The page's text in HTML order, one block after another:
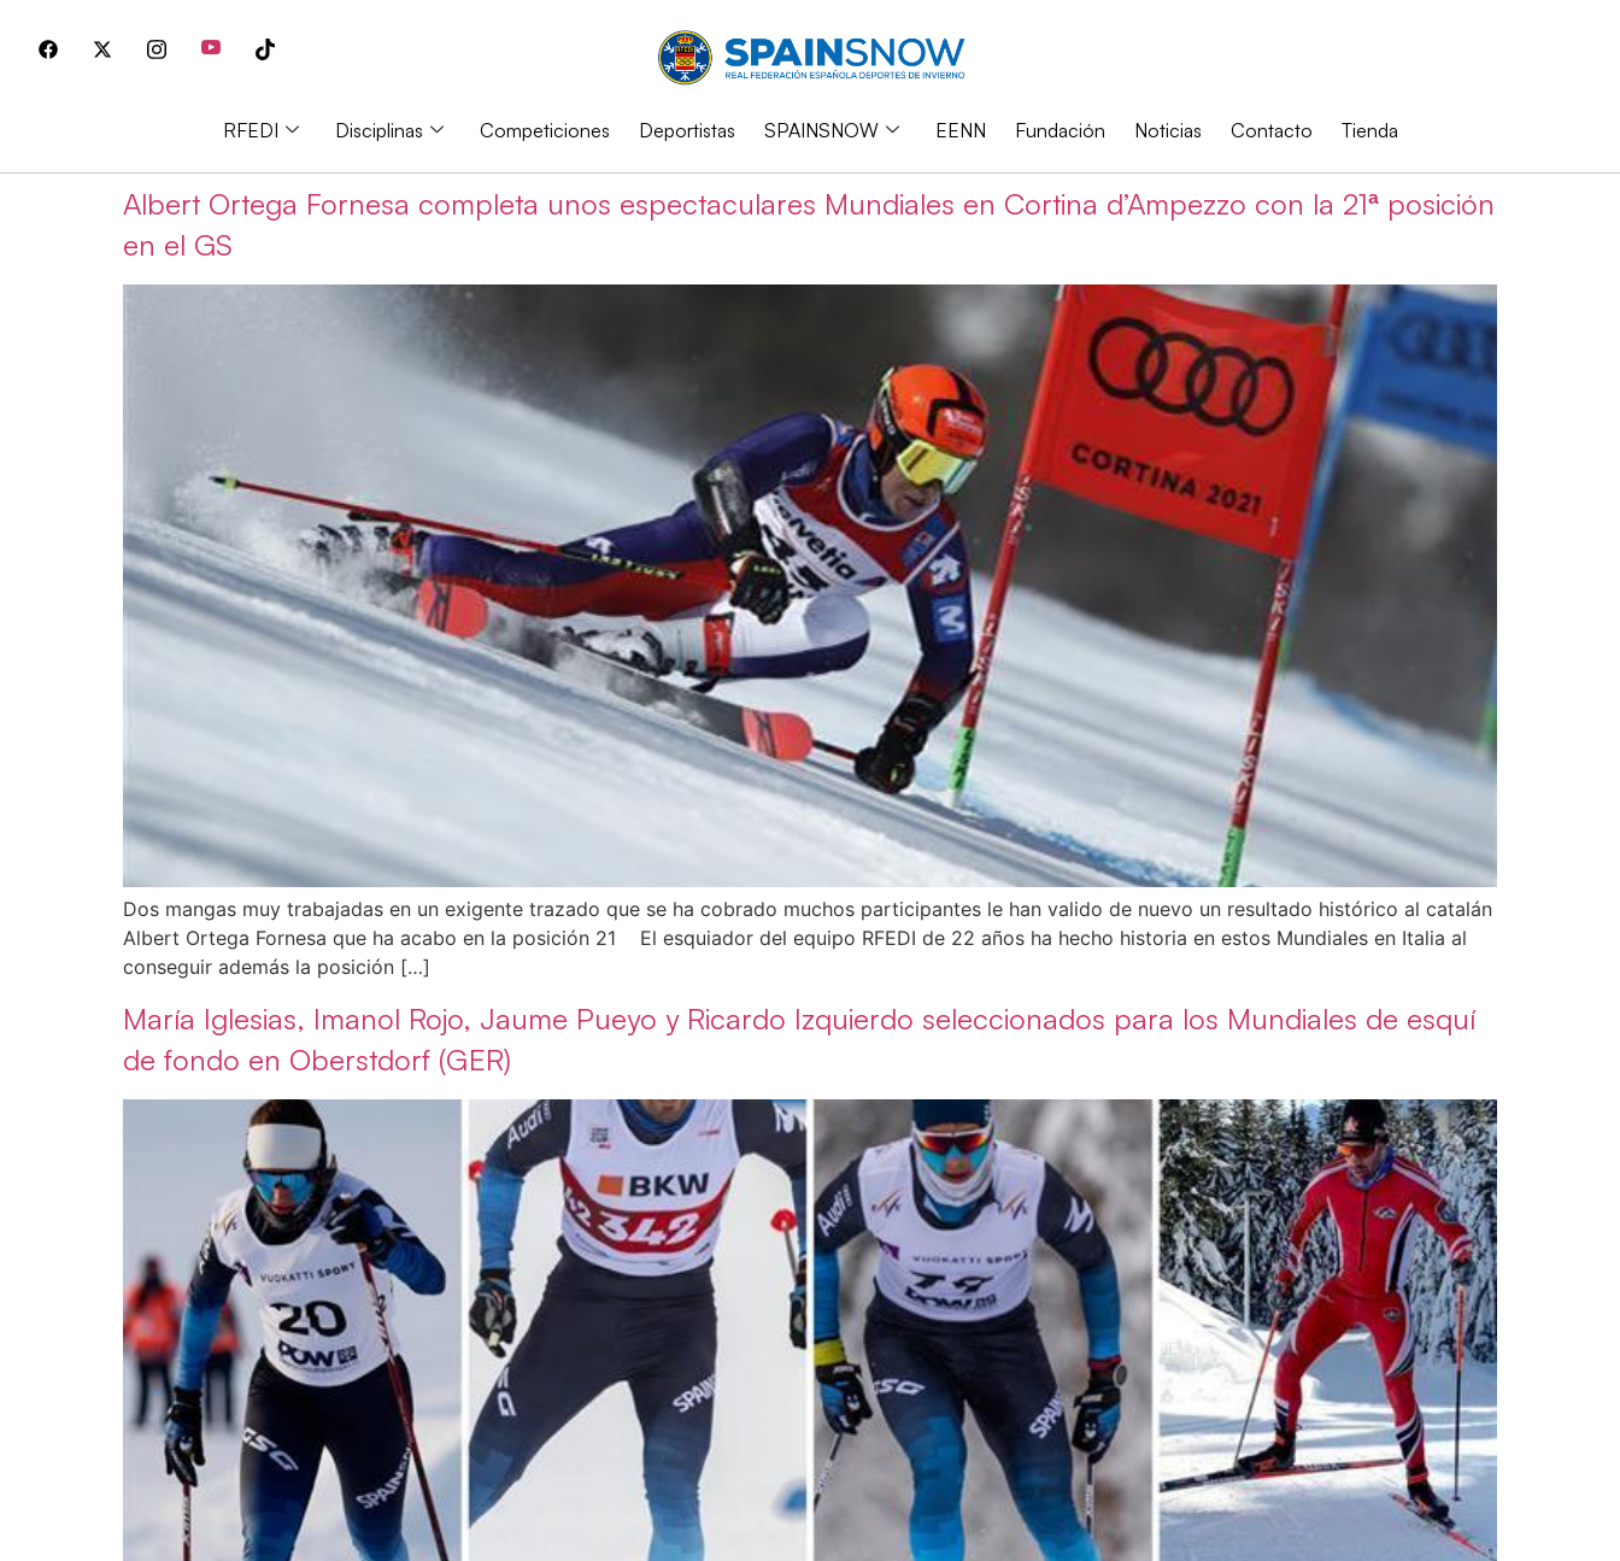
RFEDI Disciplinas Competiciones Deportistas SPAINSNOW EENN Fundación Noticias Contacto Tienda
Albert Ortega Fornesa completa unos espectaculares Mundiales en Cortina d’Ampezzo con la 21ª posición
en el GS
Dos mangas muy trabajadas en un exigente trazado que se ha cobrado muchos participantes le han valido de nuevo un resultado histórico al catalán
Albert Ortega Fornesa que ha acabo en la posición 21 El esquiador del equipo RFEDI de 22 años ha hecho historia en estos Mundiales en Italia al
conseguir además la posición […]
María Iglesias, Imanol Rojo, Jaume Pueyo y Ricardo Izquierdo seleccionados para los Mundiales de esquí
de fondo en Oberstdorf (GER)